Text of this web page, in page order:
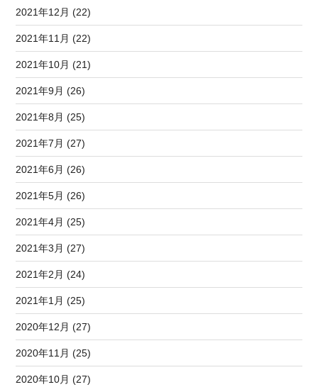
2021年12月 (22)
2021年11月 (22)
2021年10月 (21)
2021年9月 (26)
2021年8月 (25)
2021年7月 (27)
2021年6月 (26)
2021年5月 (26)
2021年4月 (25)
2021年3月 (27)
2021年2月 (24)
2021年1月 (25)
2020年12月 (27)
2020年11月 (25)
2020年10月 (27)